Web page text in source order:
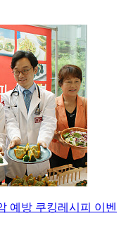
예방 쿠킹레시피 이벤